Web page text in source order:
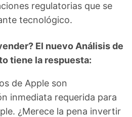
regulatorias que se
tecnológico.
El nuevo Análisis de
tiene la respuesta:
de Apple son
inmediata requerida para
¿Merece la pena invertir